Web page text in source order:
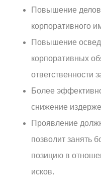
Повышение
корпоративного
Повышение
корпоративных
ответственности
Более
снижение
Проявление
позволит занять
позицию в
исков.